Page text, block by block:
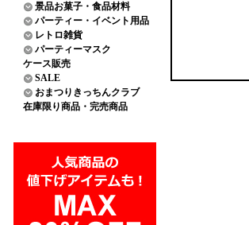
景品お菓子・食品材料
パーティー・イベント用品
レトロ雑貨
パーティーマスク
ケース販売
SALE
おまつりきっちんクラブ
在庫限り商品・完売商品